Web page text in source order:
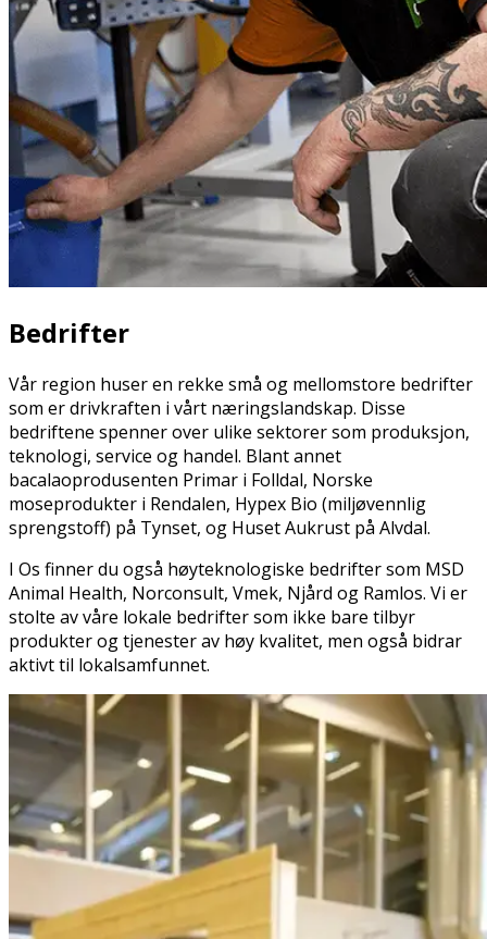
Bedrifter
Vår region huser en rekke små og mellomstore bedrifter
som er drivkraften i vårt næringslandskap. Disse
bedriftene spenner over ulike sektorer som produksjon,
teknologi, service og handel. Blant annet
bacalaoprodusenten Primar i Folldal, Norske
moseprodukter i Rendalen, Hypex Bio (miljøvennlig
sprengstoff) på Tynset, og Huset Aukrust på Alvdal.
I Os finner du også høyteknologiske bedrifter som MSD
Animal Health, Norconsult, Vmek, Njård og Ramlos. Vi er
stolte av våre lokale bedrifter som ikke bare tilbyr
produkter og tjenester av høy kvalitet, men også bidrar
aktivt til lokalsamfunnet.